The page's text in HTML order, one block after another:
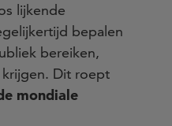
lijkende
bepalen
bereiken,
Dit roept
mondiale